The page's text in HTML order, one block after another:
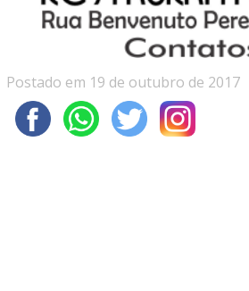
Postado em 19 de outubro de 2017